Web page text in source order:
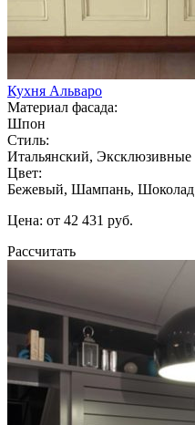
Кухня Альваро
Материал фасада:
Шпон
Стиль:
Итальянский, Эксклюзивные
Цвет:
Бежевый, Шампань, Шоколад
Цена: от 42 431 руб.
Рассчитать